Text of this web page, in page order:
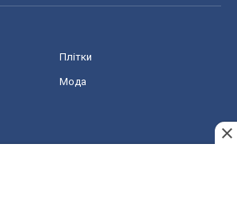
Плітки
Мода